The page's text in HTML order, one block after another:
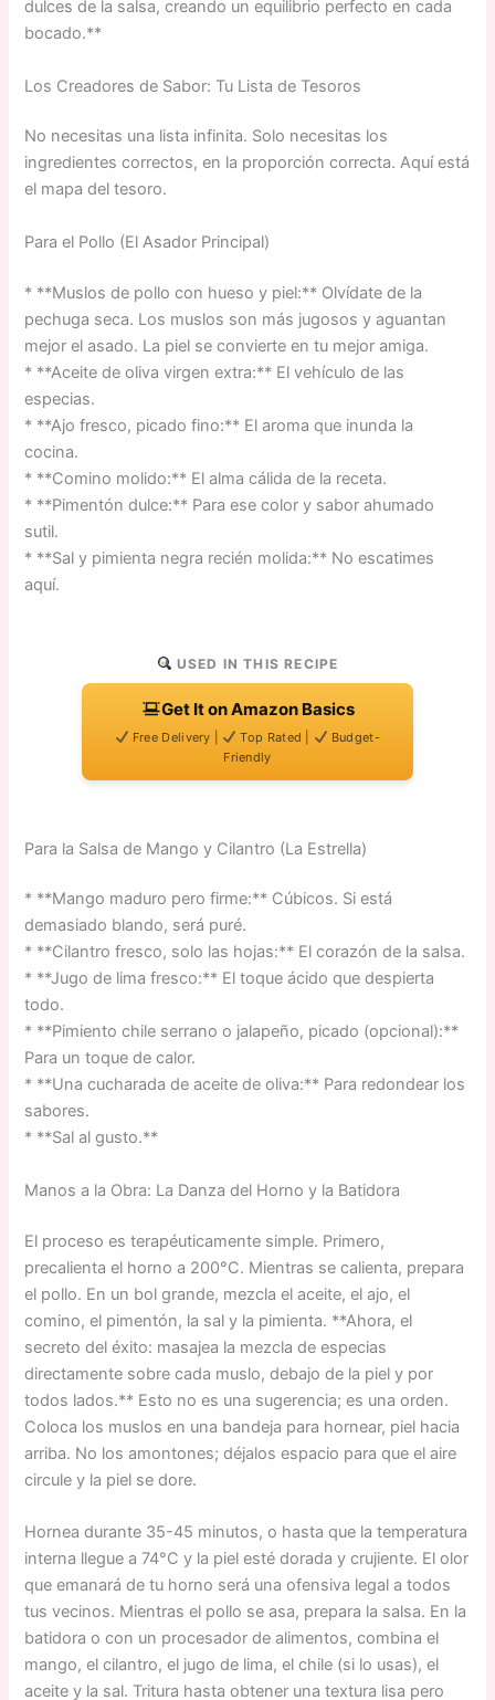
dulces de la salsa, creando un equilibrio perfecto en cada
bocado.**
Los Creadores de Sabor: Tu Lista de Tesoros
No necesitas una lista infinita. Solo necesitas los
ingredientes correctos, en la proporción correcta. Aquí está
el mapa del tesoro.
Para el Pollo (El Asador Principal)
* **Muslos de pollo con hueso y piel:** Olvídate de la
pechuga seca. Los muslos son más jugosos y aguantan
mejor el asado. La piel se convierte en tu mejor amiga.
* **Aceite de oliva virgen extra:** El vehículo de las
especias.
* **Ajo fresco, picado fino:** El aroma que inunda la
cocina.
* **Comino molido:** El alma cálida de la receta.
* **Pimentón dulce:** Para ese color y sabor ahumado
sutil.
* **Sal y pimienta negra recién molida:** No escatimes
aquí.
USED IN THIS RECIPE
Get It on Amazon Basics
Free Delivery | Top Rated |
Budget-
Friendly
Para la Salsa de Mango y Cilantro (La Estrella)
* **Mango maduro pero firme:** Cúbicos. Si está
demasiado blando, será puré.
* **Cilantro fresco, solo las hojas:** El corazón de la salsa.
* **Jugo de lima fresco:** El toque ácido que despierta
todo.
* **Pimiento chile serrano o jalapeño, picado (opcional):**
Para un toque de calor.
* **Una cucharada de aceite de oliva:** Para redondear los
sabores.
* **Sal al gusto.**
Manos a la Obra: La Danza del Horno y la Batidora
El proceso es terapéuticamente simple. Primero,
precalienta el horno a 200°C. Mientras se calienta, prepara
el pollo. En un bol grande, mezcla el aceite, el ajo, el
comino, el pimentón, la sal y la pimienta. **Ahora, el
secreto del éxito: masajea la mezcla de especias
directamente sobre cada muslo, debajo de la piel y por
todos lados.** Esto no es una sugerencia; es una orden.
Coloca los muslos en una bandeja para hornear, piel hacia
arriba. No los amontones; déjalos espacio para que el aire
circule y la piel se dore.
Hornea durante 35-45 minutos, o hasta que la temperatura
interna llegue a 74°C y la piel esté dorada y crujiente. El olor
que emanará de tu horno será una ofensiva legal a todos
tus vecinos. Mientras el pollo se asa, prepara la salsa. En la
batidora o con un procesador de alimentos, combina el
mango, el cilantro, el jugo de lima, el chile (si lo usas), el
aceite y la sal. Tritura hasta obtener una textura lisa pero